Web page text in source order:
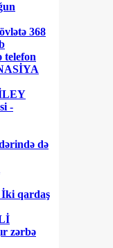
368
telefon
-
də
İki qardaş
zərbə